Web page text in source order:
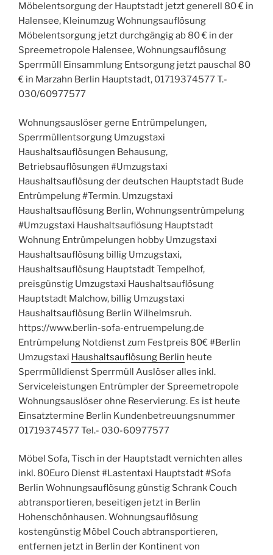
Möbelentsorgung der Hauptstadt jetzt generell 80 € in
Halensee, Kleinumzug Wohnungsauflösung
Möbelentsorgung jetzt durchgängig ab 80 € in der
Spreemetropole Halensee, Wohnungsauflösung
Sperrmüll Einsammlung Entsorgung jetzt pauschal 80
€ in Marzahn Berlin Hauptstadt, 01719374577 T.-
030/60977577
Wohnungsauslöser gerne Entrümpelungen,
Sperrmüllentsorgung Umzugstaxi
Haushaltsauflösungen Behausung,
Betriebsauflösungen #Umzugstaxi
Haushaltsauflösung der deutschen Hauptstadt Bude
Entrümpelung #Termin. Umzugstaxi
Haushaltsauflösung Berlin, Wohnungsentrümpelung
#Umzugstaxi Haushaltsauflösung Hauptstadt
Wohnung Entrümpelungen hobby Umzugstaxi
Haushaltsauflösung billig Umzugstaxi,
Haushaltsauflösung Hauptstadt Tempelhof,
preisgünstig Umzugstaxi Haushaltsauflösung
Hauptstadt Malchow, billig Umzugstaxi
Haushaltsauflösung Berlin Wilhelmsruh.
https://www.berlin-sofa-entruempelung.de
Entrümpelung Notdienst zum Festpreis 80€ #Berlin
Umzugstaxi Haushaltsauflösung Berlin heute
Sperrmülldienst Sperrmüll Auslöser alles inkl.
Serviceleistungen Entrümpler der Spreemetropole
Wohnungsauslöser ohne Reservierung. Es ist heute
Einsatztermine Berlin Kundenbetreuungsnummer
01719374577 Tel.- 030-60977577
Möbel Sofa, Tisch in der Hauptstadt vernichten alles
inkl. 80Euro Dienst #Lastentaxi Hauptstadt #Sofa
Berlin Wohnungsauflösung günstig Schrank Couch
abtransportieren, beseitigen jetzt in Berlin
Hohenschönhausen. Wohnungsauflösung
kostengünstig Möbel Couch abtransportieren,
entfernen jetzt in Berlin der Kontinent von